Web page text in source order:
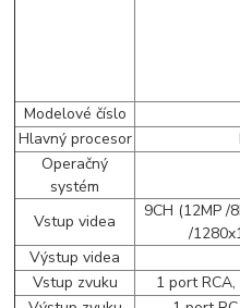
Modelové číslo
Hlavný procesor
Operačný
systém
Vstup videa
9CH (12MP /
/
Výstup videa
Vstup zvuku
1 port